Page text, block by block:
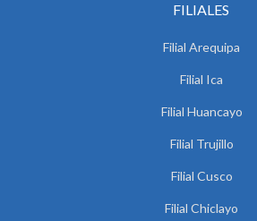
FILIALES
Filial Arequipa
Filial Ica
Filial Huancayo
Filial Trujillo
Filial Cusco
Filial Chiclayo